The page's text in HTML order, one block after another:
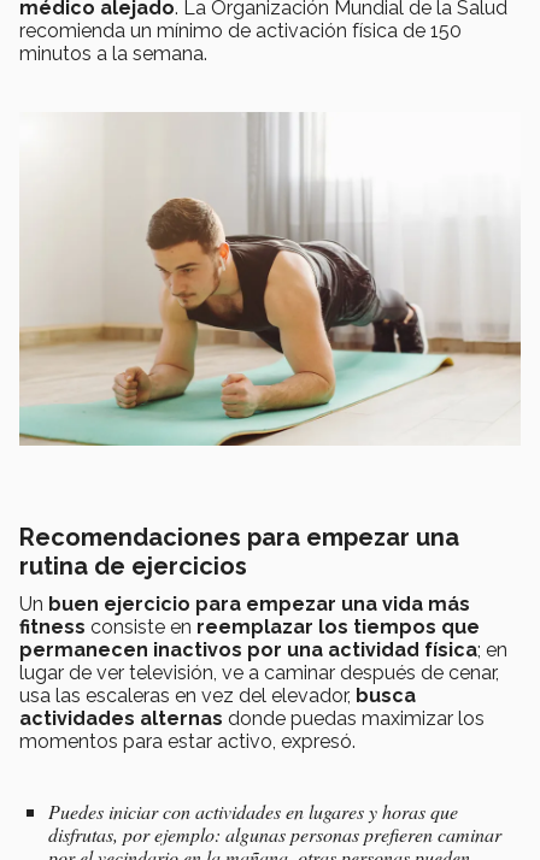
médico alejado. La Organización Mundial de la Salud
recomienda un mínimo de activación física de 150
minutos a la semana.
Recomendaciones para empezar una
rutina de ejercicios
Un buen ejercicio para empezar una vida más
fitness consiste en reemplazar los tiempos que
permanecen inactivos por una actividad física; en
lugar de ver televisión, ve a caminar después de cenar,
usa las escaleras en vez del elevador, busca
actividades alternas donde puedas maximizar los
momentos para estar activo, expresó.
Puedes iniciar con actividades en lugares y horas que
disfrutas, por ejemplo: algunas personas prefieren caminar